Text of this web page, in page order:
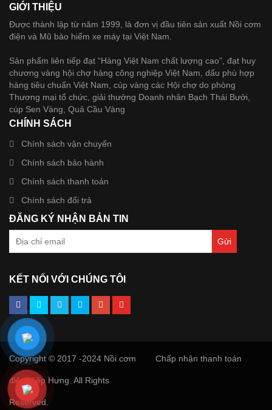
GIỚI THIỆU
Được thành lập từ năm 1999, là đơn vị đầu tiên sản xuất Nồi cơm
điện và Mũ bảo hiểm xe máy tại Việt Nam.
Sản phẩm liên tiếp đạt “Hàng Việt Nam chất lượng cao”, đạt huy
chương vàng hội chợ hàng công nghiệp Việt Nam, dấu phù hợp
hàng tiêu chuẩn Việt Nam, cúp vàng các Hội chợ do phòng
Thương mại tổ chức, giải thưởng Doanh nhân Bạch Thái Bưởi,
cúp Sen Vàng, Quả Cầu Vàng
CHÍNH SÁCH
Chính sách vận chuyển
Chính sách bảo hành
Chính sách thanh toán
Chính sách đổi trả
ĐĂNG KÝ NHẬN BẢN TIN
KẾT NỐI VỚI CHÚNG TÔI
Copyright © 2017 -2024 Nồi cơm
điện Hiệp Hưng. All Rights
Reserved.
Chấp nhận thanh toán